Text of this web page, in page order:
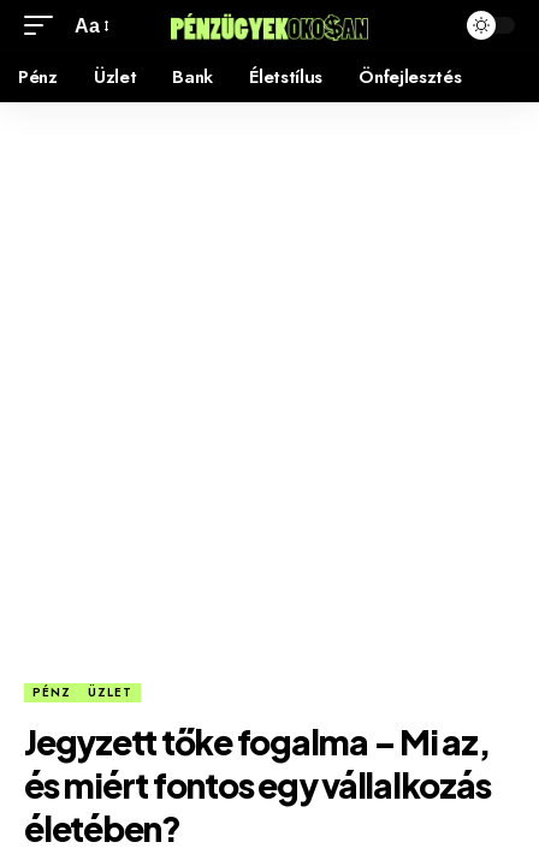
Aa
Pénz Üzlet Bank Életstílus Önfejlesztés
PÉNZ ÜZLET
Jegyzett tőke fogalma – Mi az,
és miért fontos egy vállalkozás
életében?